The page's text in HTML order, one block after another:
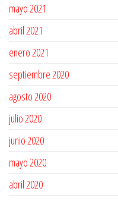
mayo 2021
abril 2021
enero 2021
septiembre 2020
agosto 2020
julio 2020
junio 2020
mayo 2020
abril 2020